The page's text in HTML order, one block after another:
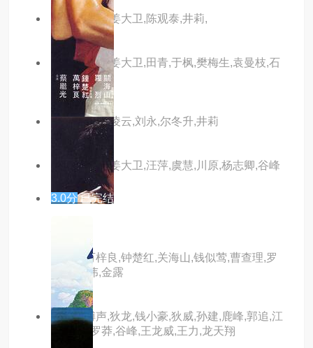
主演：狄龙,姜大卫,陈观泰,井莉,
主演：狄龙,姜大卫,田青,于枫,樊梅生,袁曼枝,石
天
主演：狄龙,凌云,刘永,尔冬升,井莉
主演：狄龙,姜大卫,汪萍,虞慧,川原,杨志卿,谷峰
3.0分 已完结
主演：万梓良,钟楚红,关海山,钱似莺,曹查理,罗
烈,黄志伟,金露
主演：傅声,狄龙,钱小豪,狄威,孙建,鹿峰,郭追,江
生,杨雄,罗莽,谷峰,王龙威,王力,龙天翔